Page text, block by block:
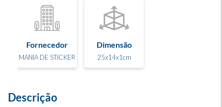
Fornecedor
MANIA DE STICKER
Dimensão
25x14x1cm
Descrição